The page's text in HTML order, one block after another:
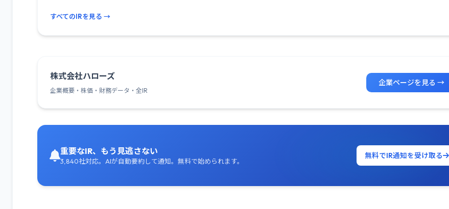
すべてのIRを見る →
株式会社ハローズ
企業概要・株価・財務データ・全IR
企業ページを見る →
重要なIR、もう見逃さない
3,840社対応。AIが自動要約して通知。無料で始められます。
無料でIR通知を受け取る